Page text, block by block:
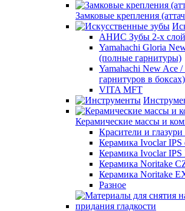
Замковые крепления
АНИС Зубы 2-х
Yamahachi Gloria
(полные гарнитуры)
Yamahachi New Ace
гарнитуров в боксах)
VITA MFT
Керамические массы и
Красители и
Керамика Ivoclar IPS
Керамика Ivoclar
Керамика Noritake
Керамика Noritake
Разное